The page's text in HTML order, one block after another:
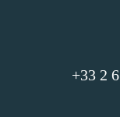
+33 2